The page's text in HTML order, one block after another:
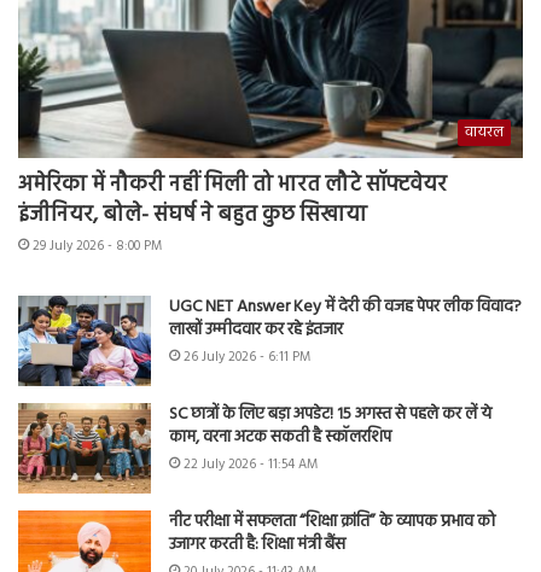
वायरल
अमेरिका में नौकरी नहीं मिली तो भारत लौटे सॉफ्टवेयर
इंजीनियर, बोले- संघर्ष ने बहुत कुछ सिखाया
29 July 2026 - 8:00 PM
UGC NET Answer Key में देरी की वजह पेपर लीक विवाद?
लाखों उम्मीदवार कर रहे इंतजार
26 July 2026 - 6:11 PM
SC छात्रों के लिए बड़ा अपडेट! 15 अगस्त से पहले कर लें ये
काम, वरना अटक सकती है स्कॉलरशिप
22 July 2026 - 11:54 AM
नीट परीक्षा में सफलता “शिक्षा क्रांति” के व्यापक प्रभाव को
उजागर करती है: शिक्षा मंत्री बैंस